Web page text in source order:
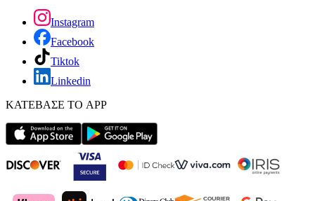
Instagram
Facebook
Tiktok
Linkedin
ΚΑΤΕΒΑΣΕ ΤΟ APP